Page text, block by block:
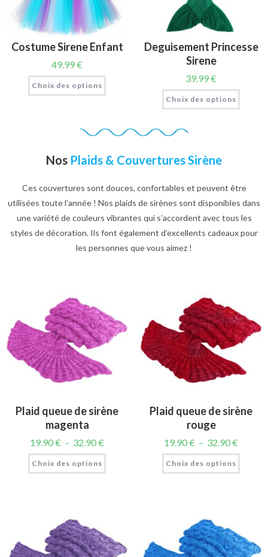
Costume Sirene Enfant
49.99€
Choix des options
Deguisement Princesse
Sirene
39.99€
Choix des options
Nos Plaids & Couvertures Sirène
Ces couvertures sont douces, confortables et peuvent être
utilisées toute l’année ! Nos plaids de sirènes sont disponibles dans
une variété de couleurs vibrantes qui s’accordent avec tous les
styles de décoration. Ils font également d’excellents cadeaux pour
les personnes que vous aimez !
Plaid queue de sirène
magenta
19.90€ – 32.90€
Choix des options
Plaid queue de sirène
rouge
19.90€ – 32.90€
Choix des options